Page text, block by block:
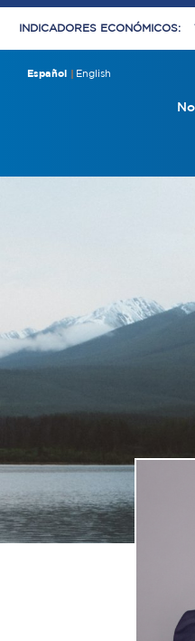
INDICADORES ECONÓMICOS:
Español English